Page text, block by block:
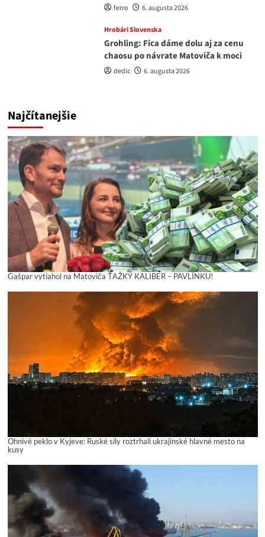
ferro 6. augusta 2026
Hrobári Slovenska
Grohling: Fica dáme dolu aj za cenu
chaosu po návrate Matoviča k moci
dedic 6. augusta 2026
Najčítanejšie
Gašpar vytiahol na Matoviča ŤAŽKÝ KALIBER – PAVLÍNKU!
Ohnivé peklo v Kyjeve: Ruské sily roztrhali ukrajinské hlavné mesto na
kusy